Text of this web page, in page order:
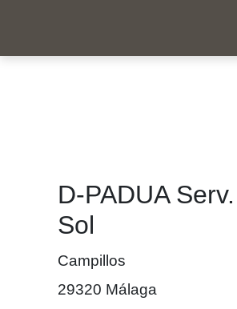
D-PADUA
Sol
Campillos
29320 Málaga